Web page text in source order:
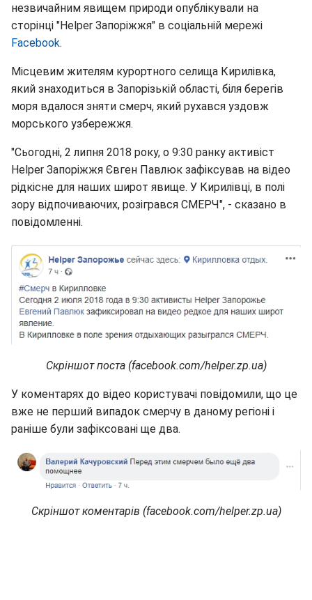
незвичайним явищем природи опублікували на
сторінці "Helper Запоріжжя" в соціальній мережі
Facebook.
Місцевим жителям курортного селища Кирилівка,
який знаходиться в Запорізькій області, біля берегів
моря вдалося зняти смерч, який рухався уздовж
морського узбережжя.
"Сьогодні, 2 липня 2018 року, о 9:30 ранку активіст
Helper Запоріжжя Євген Павлюк зафіксував на відео
рідкісне для наших широт явище. У Кирилівці, в полі
зору відпочиваючих, розігрався СМЕРЧ", - сказано в
повідомленні.
Скріншот поста (facebook.com/helper.zp.ua)
У коментарях до відео користувачі повідомили, що це
вже не перший випадок смерчу в даному регіоні і
раніше були зафіксовані ще два.
Скріншот коментарів (facebook.com/helper.zp.ua)